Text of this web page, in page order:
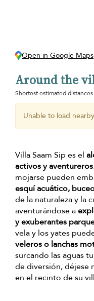
Open in Google Maps
Around the
Shortest estimated
Unable to load
Villa Saam Sip es el
activos y aventureros
mojarse pueden
esquí acuático,
de la naturaleza y la
aventurándose a
y exuberantes
vela y los yates
veleros o lanchas
surcando las aguas
de diversión, déjese
en el recinto de su